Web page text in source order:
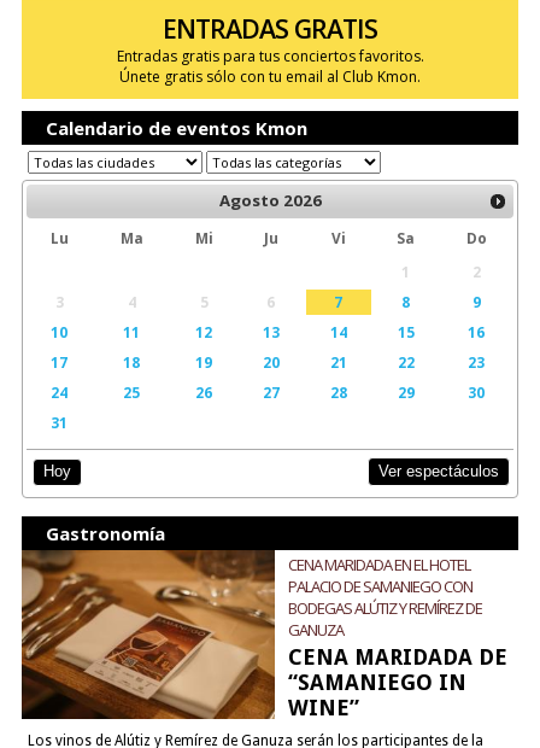
ENTRADAS GRATIS
Entradas gratis para tus conciertos favoritos.
Únete gratis sólo con tu email al Club Kmon.
Calendario de eventos Kmon
Agosto 2026
Lu Ma Mi Ju Vi Sa
Do
1
2
3
4 5 6 7 8
9
10
11 12 13 14 15
16
17
18 19 20 21 22
23
24
25 26 27 28 29
30
31
Hoy Ver espectáculos
Gastronomía
CENA MARIDADA EN EL HOTEL
PALACIO DE SAMANIEGO CON
BODEGAS ALÚTIZ Y REMÍREZ DE
GANUZA
CENA MARIDADA DE
“SAMANIEGO IN
WINE”
Los vinos de Alútiz y Remírez de Ganuza serán los participantes de la